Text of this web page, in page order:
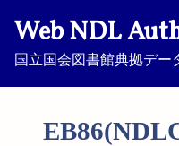
Web NDL
国立国会図書館典拠デー